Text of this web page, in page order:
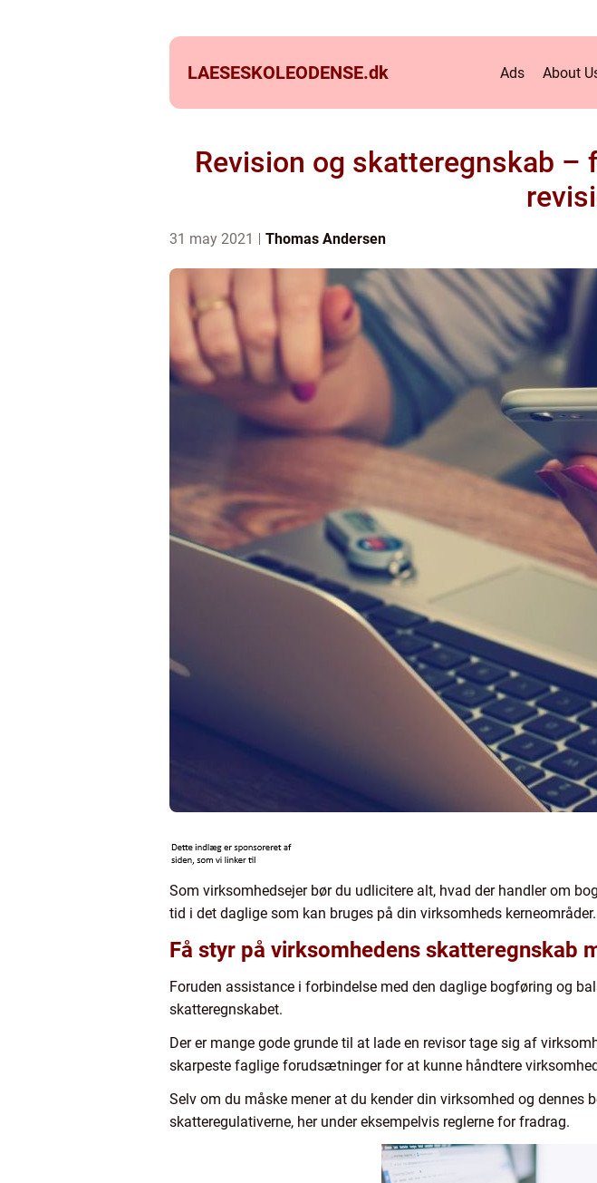
LAESESKOLEODENSE.dk Ads About
Revision og skatteregnskab
31 may 2021 Thomas Andersen
Som virksomhedsejer bør du udlicitere alt, hvad der handler om
tid i det daglige som kan bruges på din virksomheds kerneområder.
Få styr på virksomhedens skatteregnskab
Foruden assistance i forbindelse med den daglige bogføring og
skatteregnskabet.
Der er mange gode grunde til at lade en revisor tage sig af
skarpeste faglige forudsætninger for at kunne håndtere
Selv om du måske mener at du kender din virksomhed og dennes
skatteregulativerne, her under eksempelvis reglerne for fradrag.